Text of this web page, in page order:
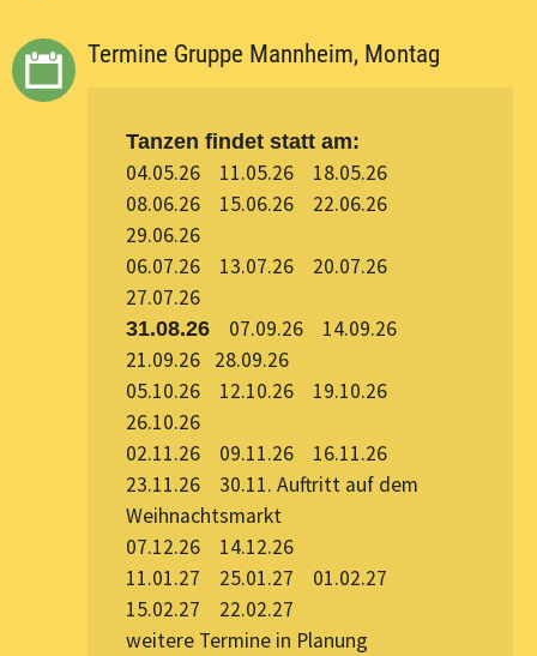
Termine Gruppe Mannheim, Montag
Tanzen findet statt am:
04.05.26 11.05.26 18.05.26
08.06.26 15.06.26 22.06.26
29.06.26
06.07.26 13.07.26 20.07.26
27.07.26
31.08.2607.09.26 14.09.26
21.09.26 28.09.26
05.10.26 12.10.26 19.10.26
26.10.26
02.11.26 09.11.26 16.11.26
23.11.26 30.11. Auftritt auf dem
Weihnachtsmarkt
07.12.26 14.12.26
11.01.27 25.01.27 01.02.27
15.02.27 22.02.27
weitere Termine in Planung